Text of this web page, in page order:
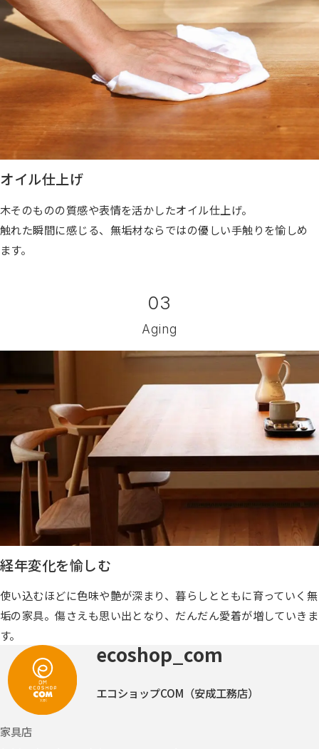
オイル仕上げ
木そのものの質感や表情を活かしたオイル仕上げ。
触れた瞬間に感じる、無垢材ならではの優しい手触りを愉しめ
ます。
03
Aging
経年変化を愉しむ
使い込むほどに色味や艶が深まり、暮らしとともに育っていく無
垢の家具。傷さえも思い出となり、だんだん愛着が増していきま
す。
ecoshop_com
エコショップCOM（安成工務店）
家具店